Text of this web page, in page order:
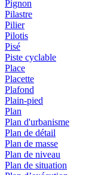
Pignon
Pilastre
Pilier
Pilotis
Pisé
Piste cyclable
Place
Placette
Plafond
Plain-pied
Plan
Plan d'urbanisme
Plan de détail
Plan de masse
Plan de niveau
Plan de situation